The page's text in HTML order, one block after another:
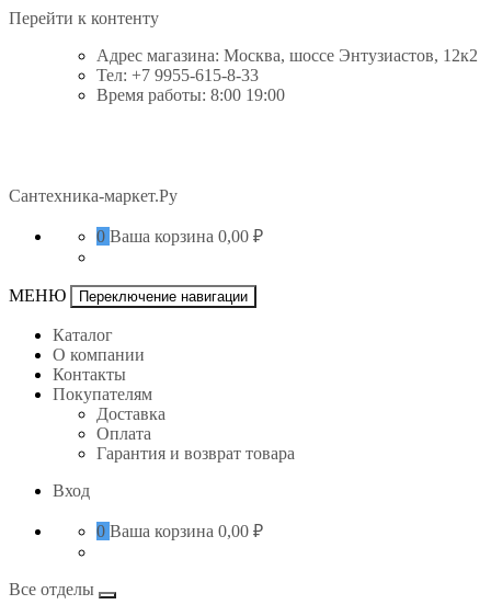
Перейти к контенту
Адрес магазина: Москва, шоссе Энтузиастов, 12к2
Тел: +7 9955-615-8-33
Время работы: 8:00 19:00
Сантехника-маркет.Ру
0 Ваша корзина 0,00 ₽
МЕНЮ Переключение навигации
Каталог
О компании
Контакты
Покупателям
Доставка
Оплата
Гарантия и возврат товара
Вход
0 Ваша корзина 0,00 ₽
Все отделы